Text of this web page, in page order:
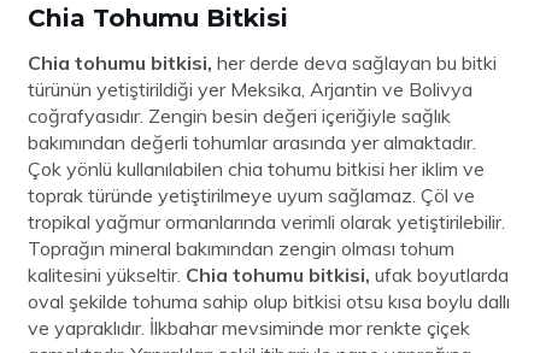
Chia Tohumu Bitkisi
Chia tohumu bitkisi, her derde deva sağlayan bu bitki
türünün yetiştirildiği yer Meksika, Arjantin ve Bolivya
coğrafyasıdır. Zengin besin değeri içeriğiyle sağlık
bakımından değerli tohumlar arasında yer almaktadır.
Çok yönlü kullanılabilen chia tohumu bitkisi her iklim ve
toprak türünde yetiştirilmeye uyum sağlamaz. Çöl ve
tropikal yağmur ormanlarında verimli olarak yetiştirilebilir.
Toprağın mineral bakımından zengin olması tohum
kalitesini yükseltir. Chia tohumu bitkisi, ufak boyutlarda
oval şekilde tohuma sahip olup bitkisi otsu kısa boylu dallı
ve yapraklıdır. İlkbahar mevsiminde mor renkte çiçek